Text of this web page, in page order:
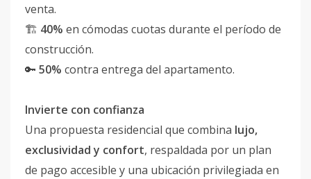
venta.
🏗️ 40% en cómodas cuotas durante el período de
construcción.
🔑 50% contra entrega del apartamento.
Invierte con confianza
Una propuesta residencial que combina lujo,
exclusividad y confort, respaldada por un plan
de pago accesible y una ubicación privilegiada en